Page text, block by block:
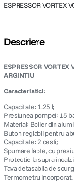
ESPRESSOR VORTEX
Descriere
ESPRESSOR VORTEX
ARGINTIU
Caracteristici:
Capacitate: 1.25 l;
Presiunea pompei: 15
Material: Boiler din
Buton reglabil pentru
Capacitate: 2 cesti;
Spumare lapte, cu
Protectie la supra-
Tava detasabila de
Termometru incorporat.